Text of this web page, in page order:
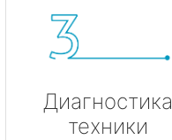
Диагностика
техники